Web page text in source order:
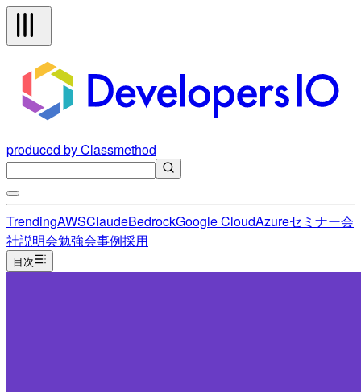
produced by Classmethod
TrendingAWSClaudeBedrockGoogle CloudAzureセミナー会
社説明会勉強会事例採用
目次